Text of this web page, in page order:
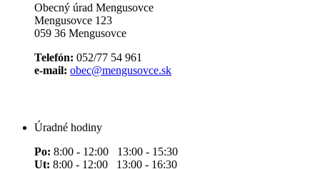
Obecný úrad Mengusovce
Mengusovce 123
059 36 Mengusovce
Telefón: 052/77 54 961
e-mail: obec@mengusovce.sk
Úradné hodiny
Po: 8:00 - 12:00 13:00 - 15:30
Ut: 8:00 - 12:00 13:00 - 16:30